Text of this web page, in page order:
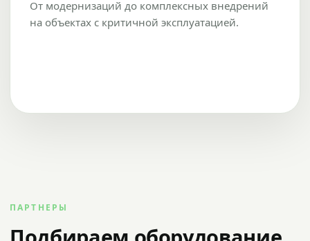
От модернизаций до комплексных внедрений
на объектах с критичной эксплуатацией.
ПАРТНЕРЫ